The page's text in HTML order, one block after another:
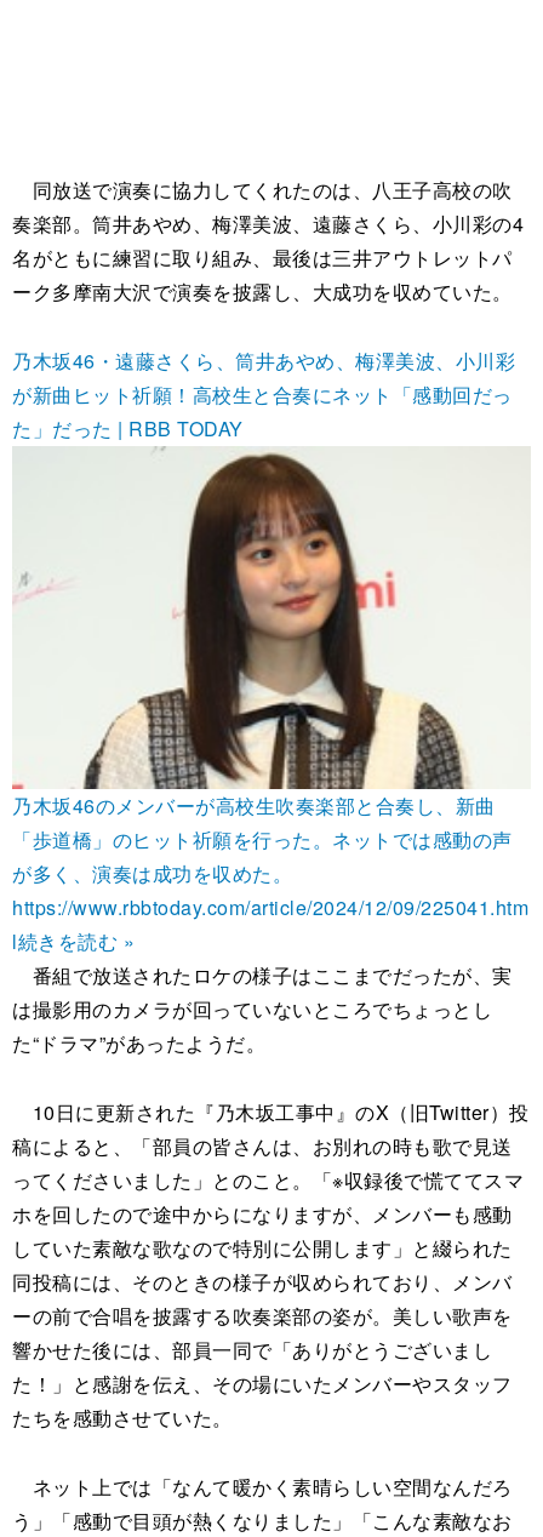
同放送で演奏に協力してくれたのは、八王子高校の吹
奏楽部。筒井あやめ、梅澤美波、遠藤さくら、小川彩の4
名がともに練習に取り組み、最後は三井アウトレットパ
ーク多摩南大沢で演奏を披露し、大成功を収めていた。
乃木坂46・遠藤さくら、筒井あやめ、梅澤美波、小川彩
が新曲ヒット祈願！高校生と合奏にネット「感動回だっ
た」だった | RBB TODAY
乃木坂46のメンバーが高校生吹奏楽部と合奏し、新曲
「歩道橋」のヒット祈願を行った。ネットでは感動の声
が多く、演奏は成功を収めた。
https://www.rbbtoday.com/article/2024/12/09/225041.htm
l続きを読む »
番組で放送されたロケの様子はここまでだったが、実
は撮影用のカメラが回っていないところでちょっとし
た“ドラマ”があったようだ。
10日に更新された『乃木坂工事中』のX（旧Twitter）投
稿によると、「部員の皆さんは、お別れの時も歌で見送
ってくださいました」とのこと。「※収録後で慌ててスマ
ホを回したので途中からになりますが、メンバーも感動
していた素敵な歌なので特別に公開します」と綴られた
同投稿には、そのときの様子が収められており、メンバ
ーの前で合唱を披露する吹奏楽部の姿が。美しい歌声を
響かせた後には、部員一同で「ありがとうございまし
た！」と感謝を伝え、その場にいたメンバーやスタッフ
たちを感動させていた。
ネット上では「なんて暖かく素晴らしい空間なんだろ
う」「感動で目頭が熱くなりました」「こんな素敵なお